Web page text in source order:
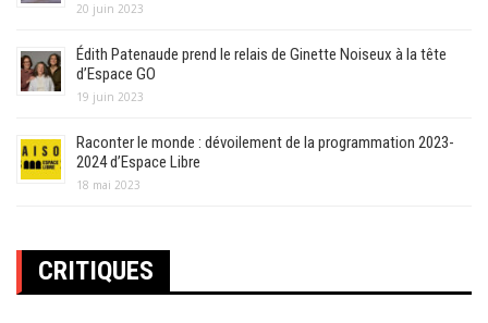
20 juin 2023
Édith Patenaude prend le relais de Ginette Noiseux à la tête
d’Espace GO
19 juin 2023
Raconter le monde : dévoilement de la programmation 2023-
2024 d’Espace Libre
18 mai 2023
CRITIQUES